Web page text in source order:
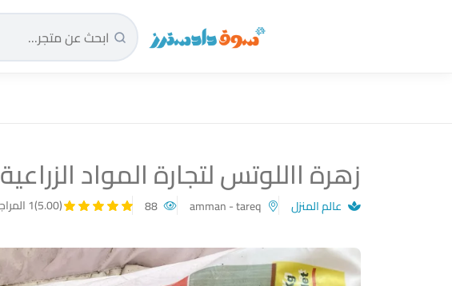
سوق دادسترز الرئيسية
زهرة االلوتس لتجارة المواد الزراعية
عالم المنزل (5.00) 1 المراجعات